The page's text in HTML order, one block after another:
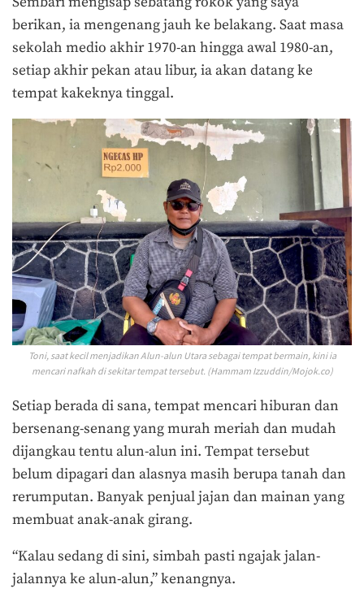
berikan, ia mengenang jauh ke belakang. Saat masa
sekolah medio akhir 1970-an hingga awal 1980-an,
setiap akhir pekan atau libur, ia akan datang ke
tempat kakeknya tinggal.
Toni, saat kecil menjadikan Alun-alun Utara sebagai tempat bermain, kini ia
mencari nafkah di sekitar tempat tersebut. (Hammam Izzuddin/Mojok.co)
Setiap berada di sana, tempat mencari hiburan dan
bersenang-senang yang murah meriah dan mudah
dijangkau tentu alun-alun ini. Tempat tersebut
belum dipagari dan alasnya masih berupa tanah dan
rerumputan. Banyak penjual jajan dan mainan yang
membuat anak-anak girang.
“Kalau sedang di sini, simbah pasti ngajak jalan-
jalannya ke alun-alun,” kenangnya.